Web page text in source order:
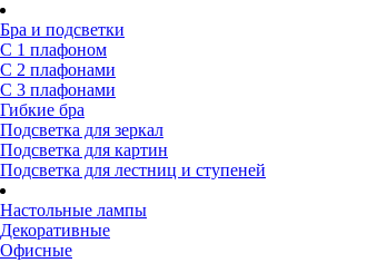
Бра и подсветки
С 1 плафоном
С 2 плафонами
С 3 плафонами
Гибкие бра
Подсветка для зеркал
Подсветка для картин
Подсветка для лестниц и ступеней
Настольные лампы
Декоративные
Офисные